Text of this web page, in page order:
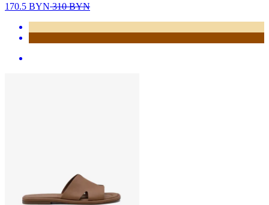
170.5 BYN310BYN